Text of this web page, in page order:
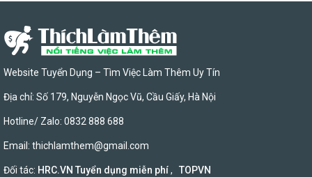
Website Tuyển Dụng – Tìm Việc Làm Thêm Uy Tín
Địa chỉ: Số 179, Nguyễn Ngọc Vũ, Cầu Giấy, Hà Nội
Hotline/ Zalo: 0832 888 688
Email: thichlamthem@gmail.com
Đối tác: HRC.VN Tuyển dụng miễn phí, TOPVN